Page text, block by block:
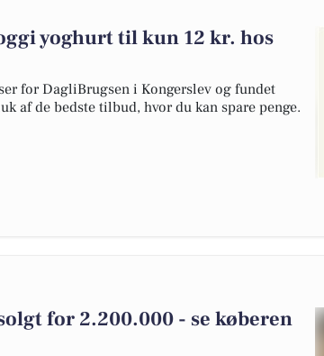
yoghurt til kun 12 kr. hos
for DagliBrugsen i Kongerslev og fundet
af de bedste tilbud, hvor du kan spare penge.
for 2.200.000 - se køberen